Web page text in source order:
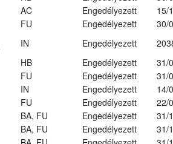
AC Engedélyezett
15/
FU Engedélyezett
30/
IN Engedélyezett
HB Engedélyezett
31/
FU Engedélyezett
31/
IN Engedélyezett
14/
FU Engedélyezett
22/
BA, FU Engedélyezett
31/
BA, FU Engedélyezett
31/